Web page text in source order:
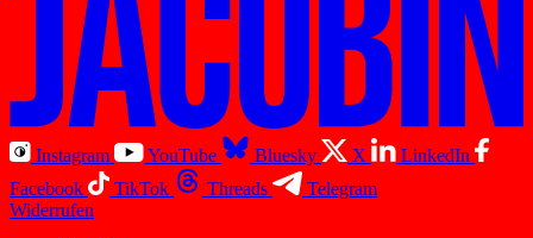
Instagram YouTube Bluesky X
LinkedIn
Facebook
TikTok Threads
Telegram
Widerrufen